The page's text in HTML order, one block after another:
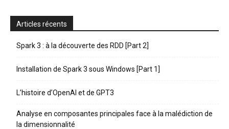
Articles récents
Spark 3 : à la découverte des RDD [Part 2]
Installation de Spark 3 sous Windows [Part 1]
L’histoire d’OpenAI et de GPT3
Analyse en composantes principales face à la malédiction de
la dimensionnalité